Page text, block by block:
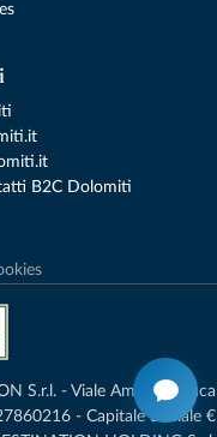
B2C Dolomiti
S.r.l. - Viale Amedeo Duca
- Capitale Sociale €